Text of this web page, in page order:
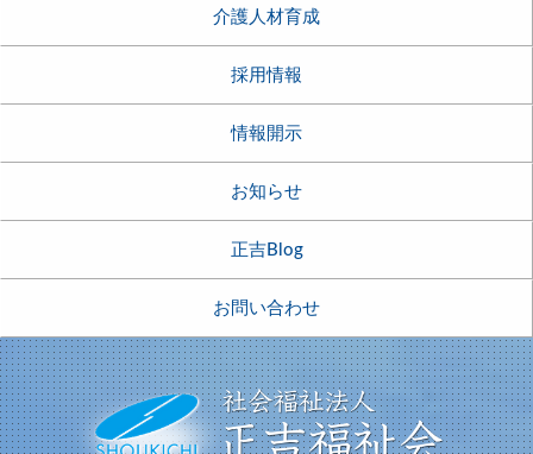
介護人材育成
採用情報
情報開示
お知らせ
正吉Blog
お問い合わせ